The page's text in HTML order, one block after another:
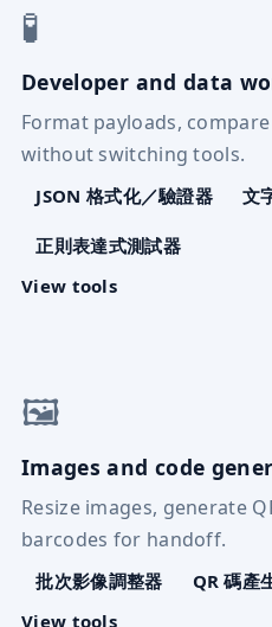
🧪
Developer and data
Format payloads,
without switching tools.
JSON 格式化／驗證器 文
正則表達式測試器
View tools
🖼️
Images and code
Resize images, generate
barcodes for handoff.
批次影像調整器 QR 碼產
View tools